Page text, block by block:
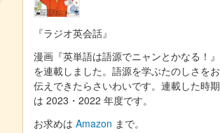
『ラジオ英会話』
漫画『英単語は語源でニャンとかなる！』
を連載しました。語源を学ぶたのしさをお
伝えできたらさいわいです。連載した時期
は 2023・2022 年度です。
お求めは Amazon まで。